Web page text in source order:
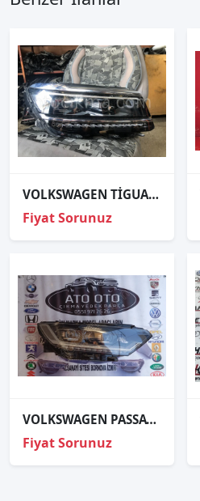
VOLKSWAGEN TİGUAN 2015-20 LEDLİ ÖN SAĞ FAR
Fiyat Sorunuz
VOLKSWAGEN PASSAT ORJİNAL ÇIKMA SAĞ FAR
Fiyat Sorunuz